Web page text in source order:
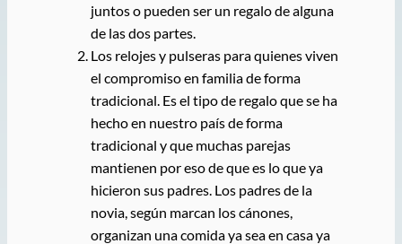
juntos o pueden ser un regalo de alguna
de las dos partes.
Los relojes y pulseras para quienes viven
el compromiso en familia de forma
tradicional. Es el tipo de regalo que se ha
hecho en nuestro país de forma
tradicional y que muchas parejas
mantienen por eso de que es lo que ya
hicieron sus padres. Los padres de la
novia, según marcan los cánones,
organizan una comida ya sea en casa ya